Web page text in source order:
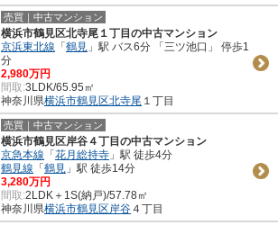
売買｜中古マンション
横浜市鶴見区北寺尾１丁目の中古マンション
京浜東北線 「鶴見 」駅 バス6分 「三ツ池口」 停歩1
分
2,980万円
間取:3LDK/65.95㎡
神奈川県横浜市鶴見区北寺尾 １丁目
売買｜中古マンション
横浜市鶴見区岸谷４丁目の中古マンション
京急本線 「花月総持寺 」駅 徒歩4分
鶴見線 「鶴見 」駅 徒歩14分
3,280万円
間取:2LDK＋1S(納戸)/57.78㎡
神奈川県横浜市鶴見区岸谷４丁目